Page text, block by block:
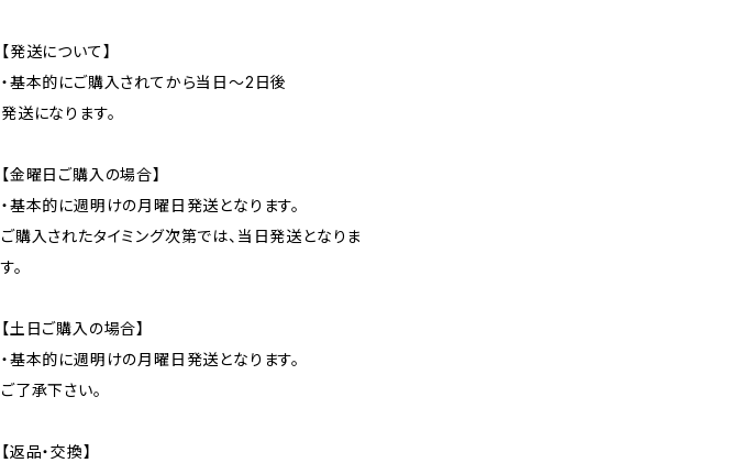
【発送について】
・基本的にご購入されてから当日〜2日後
発送になります。
【金曜日ご購入の場合】
・基本的に週明けの月曜日発送となります。
ご購入されたタイミング次第では、当日発送となりま
す。
【土日ご購入の場合】
・基本的に週明けの月曜日発送となります。
ご了承下さい。
【返品・交換】